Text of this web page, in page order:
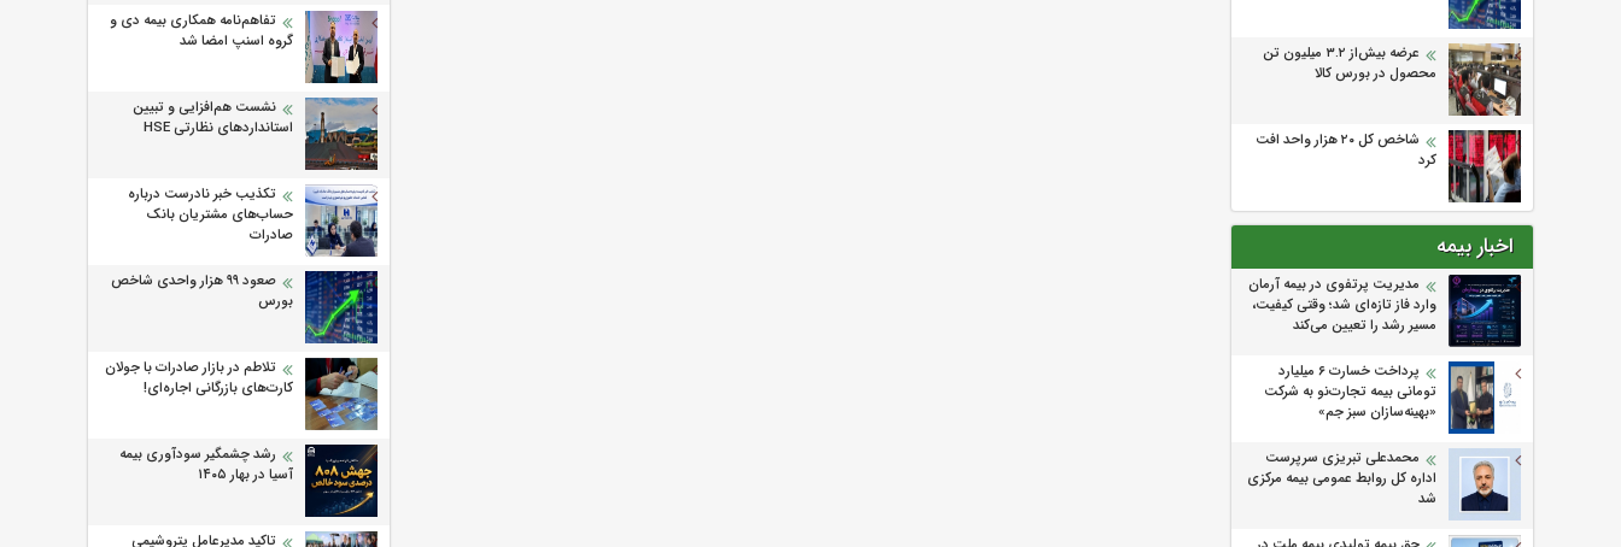
عرضه بیش‌از ۳.۲ میلیون تن
محصول در بورس کالا
شاخص کل ۲۰ هزار واحد افت
کرد
اخبار بیمه
مدیریت پرتفوی در بیمه آرمان
وارد فاز تازه‌ای شد؛ وقتی کیفیت،
مسیر رشد را تعیین می‌کند
پرداخت خسارت ۶ میلیارد
تومانی بیمه تجارت‌نو به شرکت
«بهینه‌سازان سبز جم»
محمدعلی تبریزی سرپرست
اداره كل روابط عمومی بیمه مركزی
شد
تفاهم‌نامه همکاری بیمه دی و
گروه اسنپ امضا شد
نشست هم‌افزایی و تبیین
استانداردهای نظارتی HSE
تکذیب خبر نادرست درباره
حساب‌های مشتریان بانک
صادرات
صعود ۹۹ هزار واحدی شاخص
بورس
تلاطم در بازار صادرات با جولان
کارت‌های بازرگانی اجاره‌ای!
رشد چشمگیر سودآوری بیمه
آسیا در بهار ۱۴۰۵
تاکید مدیرعامل پتروشیمی